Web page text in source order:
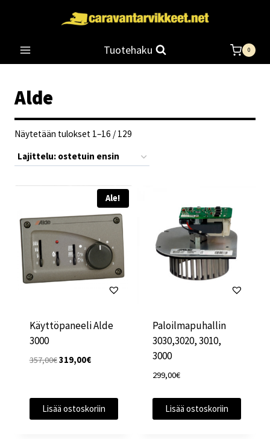
Tuotehaku 0
Alde
Näytetään tulokset 1–16 / 129
Ale!
Käyttöpaneeli Alde
3000
357,00€Alkuperäinen
357,00€.
319,00€Nykyinen
319,00€.
Lisää ostoskoriin
Paloilmapuhallin
3030,3020, 3010,
3000
299,00€
Lisää ostoskoriin